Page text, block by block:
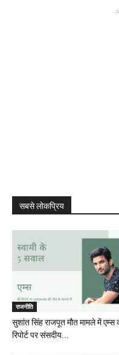
-
सबसे लोकप्रिय
राजनीति
सुशांत सिंह राजपूत मौत मामले में एम्स
रिपोर्ट पर संसदीय...